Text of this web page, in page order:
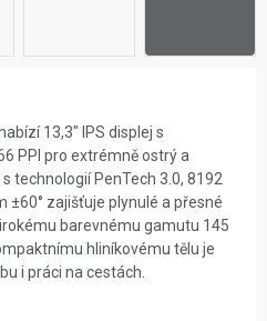
13,3" IPS displej s
PPI pro extrémně ostrý a
technologií PenTech 3.0, 8192
±60° zajišťuje plynulé a přesné
barevnému gamutu 145
hliníkovému tělu je
i práci na cestách.